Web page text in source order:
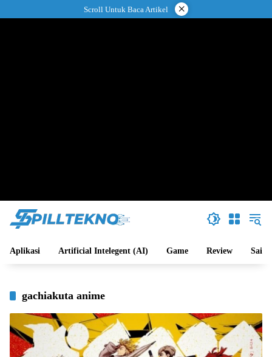
ke
Scroll Untuk Baca Artikel ×
Aplikasi Artificial Intelegent (AI) Game Review Sains
gachiakuta anime